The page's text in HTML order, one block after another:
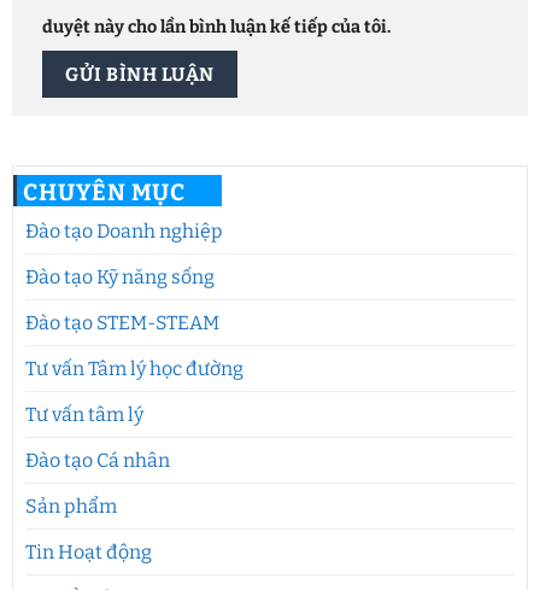
CHUYÊN MỤC
Đào tạo Doanh nghiệp
Đào tạo Kỹ năng sống
Đào tạo STEM-STEAM
Tư vấn Tâm lý học đường
Tư vấn tâm lý
Đào tạo Cá nhân
Sản phẩm
Tin Hoạt động
duyệt này cho lần bình luận kế tiếp của tôi.